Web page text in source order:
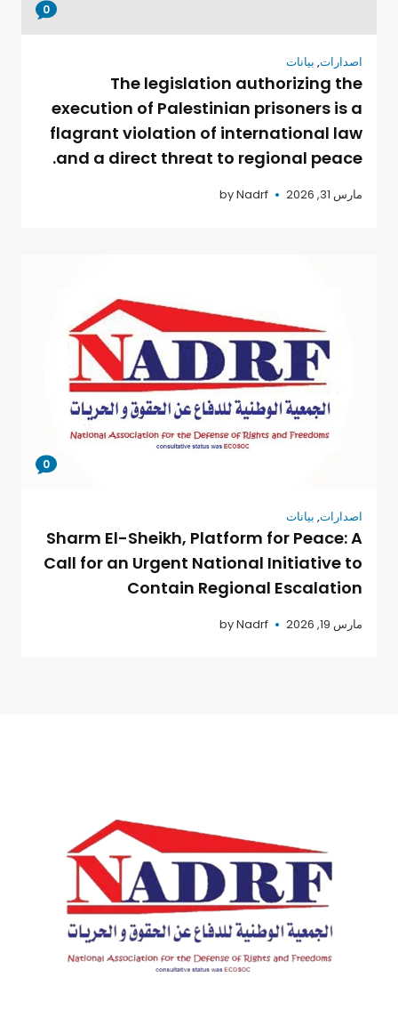
0
اصدارات, بيانات
The legislation authorizing the
execution of Palestinian prisoners is a
flagrant violation of international law
and a direct threat to regional peace.
مارس 31, 2026 byNadrf
0
اصدارات, بيانات
Sharm El-Sheikh, Platform for Peace: A
Call for an Urgent National Initiative to
Contain Regional Escalation
مارس 19, 2026 byNadrf